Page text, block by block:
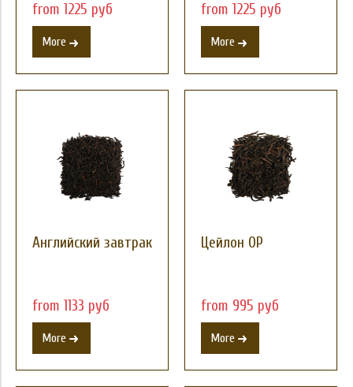
from 1225 руб
More
from 1225 руб
More
Aнглийский завтрак
from 1133 руб
More
Цейлон OP
from 995 руб
More